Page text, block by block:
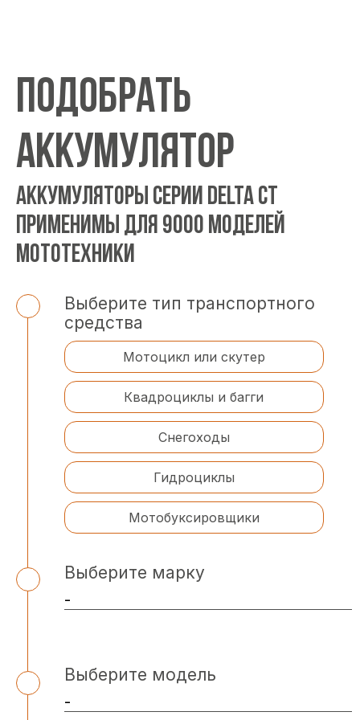
ПОДОБРАТЬ
АККУМУЛЯТОР
АККУМУЛЯТОРЫ СЕРИИ DELTA CT
ПРИМЕНИМЫ ДЛЯ 9000 МОДЕЛЕЙ
МОТОТЕХНИКИ
Выберите тип транспортного
средства
Мотоцикл или скутер
Квадроциклы и багги
Снегоходы
Гидроциклы
Мотобуксировщики
Выберите марку
Выберите модель